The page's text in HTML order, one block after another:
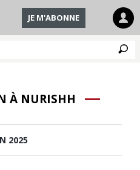
JE M'ABONNE
À NURISHH
2025